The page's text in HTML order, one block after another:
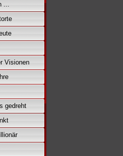
...
Visionen
gedreht